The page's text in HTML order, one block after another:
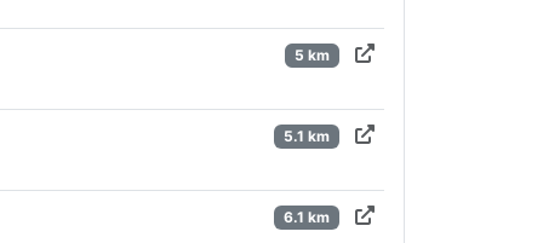
5 km
5.1 km
6.1 km